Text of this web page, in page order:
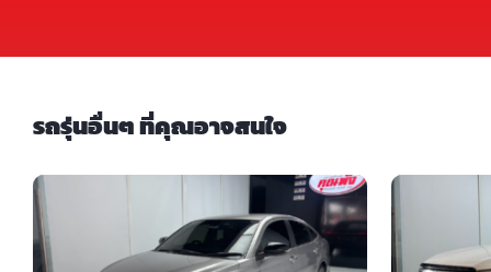
รถรุ่นอื่นๆ ที่คุณอาจสนใจ